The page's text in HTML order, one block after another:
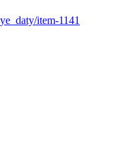
item-1141